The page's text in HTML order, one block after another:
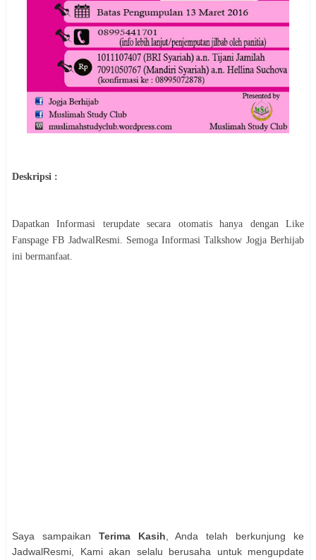
Deskripsi :
Dapatkan Informasi terupdate secara otomatis hanya dengan Like
Fanspage FB JadwalResmi. Semoga InformasiTalkshow Jogja Berhijab
ini bermanfaat.
Saya sampaikan Terima Kasih , Anda telah berkunjung ke
JadwalResmi, Kami akan selalu berusaha untuk mengupdate